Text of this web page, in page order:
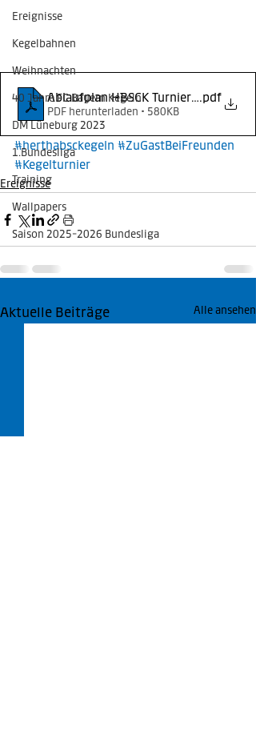
Ereignisse
Kegelbahnen
Weihnachten
40 Jahre FC Bayern Kegeln
DM Lüneburg 2023
1.Bundesliga
Training
Wallpapers
Saison 2025-2026 Bundesliga
Ablaufplan HBSCK Turnier 17.08.2024
.pdf
PDF herunterladen • 580KB
#herthabsckegeln #ZuGastBeiFreunden
#Kegelturnier
Ereignisse
Aktuelle Beiträge Alle ansehen